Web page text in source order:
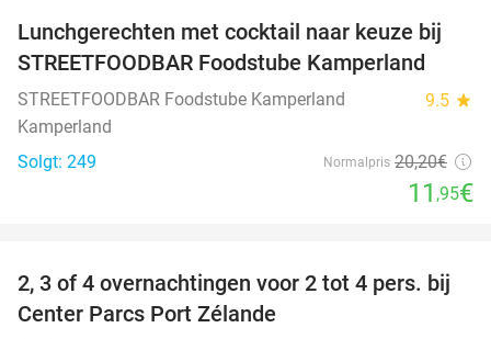
41%
Lunchgerechten met cocktail naar keuze bij
STREETFOODBAR Foodstube Kamperland
STREETFOODBAR Foodstube Kamperland 9.5 star
Kamperland
Solgt: 249
Normalpris 20,20€
11 ,95€
17%
2, 3 of 4 overnachtingen voor 2 tot 4 pers. bij
Center Parcs Port Zélande